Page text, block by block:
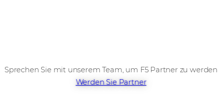
Sprechen Sie mit unserem Team, um F5 Partner zu werden
Werden Sie Partner